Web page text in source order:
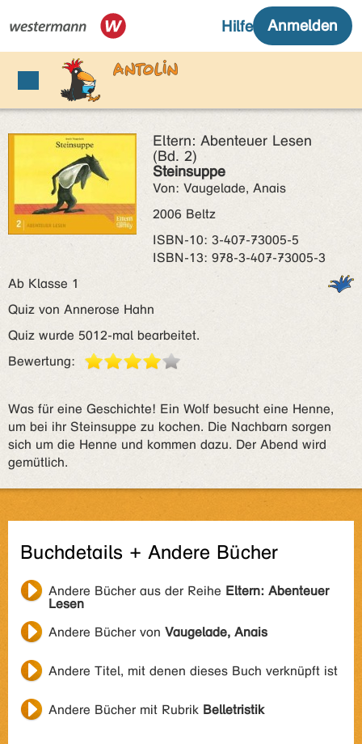
Eltern: Abenteuer Lesen
(Bd. 2)
Steinsuppe
Von: Vaugelade, Anais
2006 Beltz
ISBN‑10: 3-407-73005-5
ISBN‑13: 978-3-407-73005-3
Ab Klasse 1
Quiz von Annerose Hahn
Quiz wurde 5012-mal bearbeitet.
Bewertung:
Was für eine Geschichte! Ein Wolf besucht eine Henne,
um bei ihr Steinsuppe zu kochen. Die Nachbarn sorgen
sich um die Henne und kommen dazu. Der Abend wird
gemütlich.
Buchdetails + Andere Bücher
Andere Bücher aus der Reihe Eltern: Abenteuer
Lesen
Andere Bücher von Vaugelade, Anais
Andere Titel, mit denen dieses Buch verknüpft ist
Andere Bücher mit Rubrik Belletristik